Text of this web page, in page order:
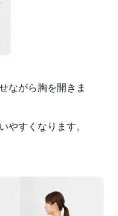
ながら胸を開きま
やすくなります。